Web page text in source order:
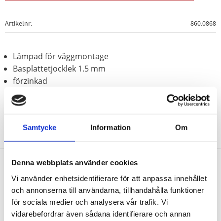
Samtycke Information Om
Denna webbplats använder cookies
Vi använder enhetsidentifierare för att anpassa innehållet
och annonserna till användarna, tillhandahålla funktioner
för sociala medier och analysera vår trafik. Vi
vidarebefordrar även sådana identifierare och annan
Artikelnr 860.0868
Lämpad för väggmontage
Basplattetjocklek 1.5 mm
förzinkad
Nyhetsbrev